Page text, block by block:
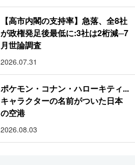
【高市内閣の支持率】急落、全8社
が政権発足後最低に:3社は2桁減─7
月世論調査
2026.07.31
ポケモン・コナン・ハローキティ...
キャラクターの名前がついた日本
の空港
2026.08.03